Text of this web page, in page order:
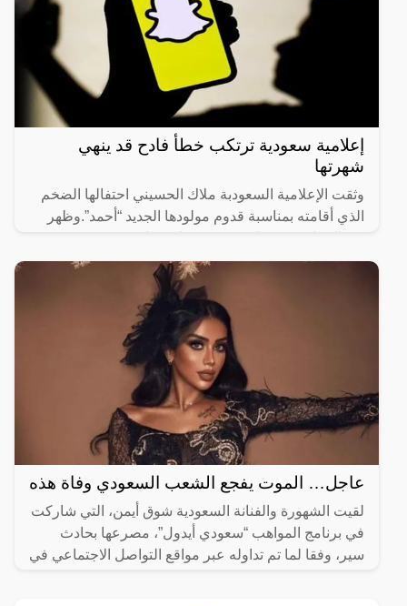
إعلامية سعودية ترتكب خطأ فادح قد ينهي
شهرتها
وثقت الإعلامية السعودبة ملاك الحسيني احتفالها الضخم
الذي أقامته بمناسبة قدوم مولودها الجديد “أحمد”.وظهر
ترقص على
عاجل… الموت يفجع الشعب السعودي وفاة هذه
لقيت الشهورة والفنانة السعودية شوق أيمن، التي شاركت
في برنامج المواهب “سعودي أيدول”، مصرعها بحادث
سير، وفقا لما تم تداوله عبر مواقع التواصل الاجتماعي في